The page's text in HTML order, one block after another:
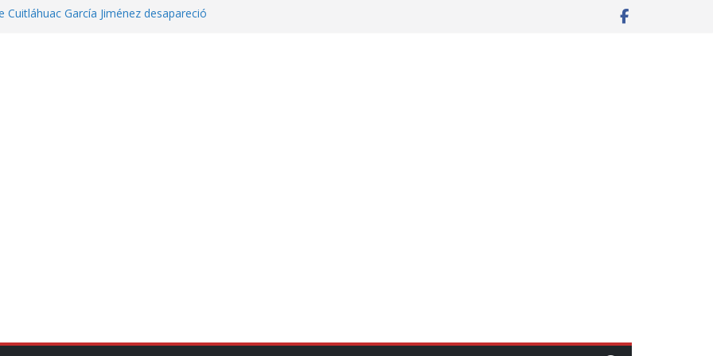
Cuitláhuac García Jiménez desapareció